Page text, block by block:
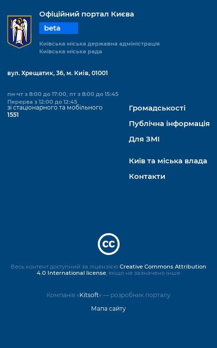
Офіційний портал Києва
beta
Київська міська державна адміністрація
Київська міська рада
вул. Хрещатик, 36, м. Київ, 01001
пн-чт з 8:00 до 17:00, пт з 8:00 до 15:45
Перерва з 12:00 до 12:45
зі стаціонарного та мобільного
1551
Громадськості
Публічна інформація
Для ЗМІ
Київ та міська влада
Контакти
Компанія «Kitsoft» — розробник порталу
Мапа сайту
Весь контент доступний за ліцензією Creative Commons Attribution
4.0 International license, якщо не зазначено інше